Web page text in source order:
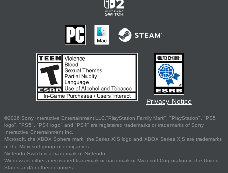
Privacy Notice
©2026 Sony Interactive Entertainment LLC."PlayStation Family Mark", "PlayStation", "PS5
logo", "PS5", "PS4 logo" and "PS4" are registered trademarks or trademarks of Sony
Interactive Entertainment Inc.
Microsoft, the XBOX Sphere mark, the Series X|S logo and XBOX Series X|S are trademarks
of the Microsoft group of companies.
Nintendo Switch is a trademark of Nintendo.
Windows is either a registered trademark or trademark of Microsoft Corporation in the United
States and/or other countries.